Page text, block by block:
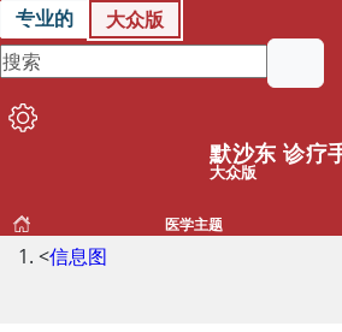
专业的 大众版
默沙东 诊疗
大众版
医学主题
<信息图